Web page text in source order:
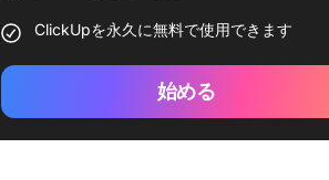
ClickUpを永久に無料で使用できます
始める